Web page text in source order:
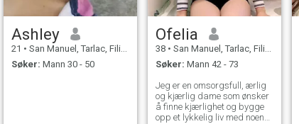
Ashley
21 • San Manuel, Tarlac, Filippinene
Søker: Mann 30 - 50
Ofelia
38 • San Manuel, Tarlac, Filippinene
Søker: Mann 42 - 73
Jeg er en omsorgsfull, ærlig
og kjærlig dame som ønsker
å finne kjærlighet og bygge
opp et lykkelig liv med noen